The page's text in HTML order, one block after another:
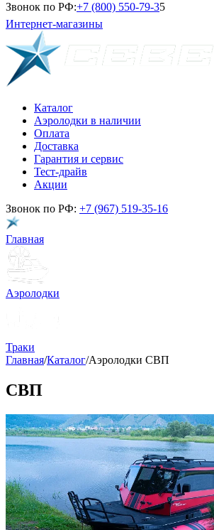
Звонок по РФ:+7 (800) 550-79-35
Интернет-магазины
Каталог
Аэролодки в наличии
Оплата
Доставка
Гарантия и сервис
Тест-драйв
Акции
Звонок по РФ: +7 (967) 519-35-16
Главная
Аэролодки
Траки
Главная/Каталог/Аэролодки СВП
СВП